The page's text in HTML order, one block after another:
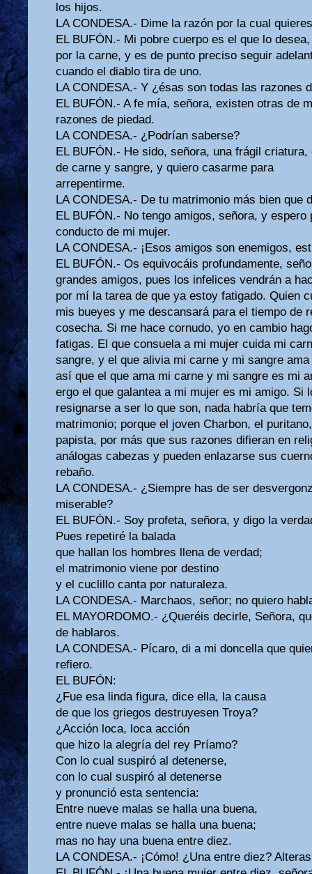
los hijos.
LA CONDESA.- Dime la razón por la cual
EL BUFÓN.- Mi pobre cuerpo es el que lo
por la carne, y es de punto preciso seguir
cuando el diablo tira de uno.
LA CONDESA.- Y ¿ésas son todas las razones
EL BUFÓN.- A fe mía, señora, existen otras de
razones de piedad.
LA CONDESA.- ¿Podrían saberse?
EL BUFÓN.- He sido, señora, una frágil
de carne y sangre, y quiero casarme para
arrepentirme.
LA CONDESA.- De tu matrimonio más bien que
EL BUFÓN.- No tengo amigos, señora, y espero
conducto de mi mujer.
LA CONDESA.- ¡Esos amigos son enemigos,
EL BUFÓN.- Os equivocáis profundamente,
grandes amigos, pues los infelices vendrán a
por mí la tarea de que ya estoy fatigado. Quien
mis bueyes y me descansará para el tiempo de
cosecha. Si me hace cornudo, yo en cambio
fatigas. El que consuela a mi mujer cuida mi
sangre, y el que alivia mi carne y mi sangre
así que el que ama mi carne y mi sangre es mi
ergo el que galantea a mi mujer es mi amigo. Si
resignarse a ser lo que son, nada habría que
matrimonio; porque el joven Charbon, el
papista, por más que sus razones difieran en
análogas cabezas y pueden enlazarse sus
rebaño.
LA CONDESA.- ¿Siempre has de ser
miserable?
EL BUFÓN.- Soy profeta, señora, y digo la
Pues repetiré la balada
que hallan los hombres llena de verdad;
el matrimonio viene por destino
y el cuclillo canta por naturaleza.
LA CONDESA.- Marchaos, señor; no quiero
EL MAYORDOMO.- ¿Queréis decirle, Señora,
de hablaros.
LA CONDESA.- Pícaro, di a mi doncella que
refiero.
EL BUFÓN:
¿Fue esa linda figura, dice ella, la causa
de que los griegos destruyesen Troya?
¿Acción loca, loca acción
que hizo la alegría del rey Príamo?
Con lo cual suspiró al detenerse,
con lo cual suspiró al detenerse
y pronunció esta sentencia:
Entre nueve malas se halla una buena,
entre nueve malas se halla una buena;
mas no hay una buena entre diez.
LA CONDESA.- ¡Cómo! ¿Una entre diez?